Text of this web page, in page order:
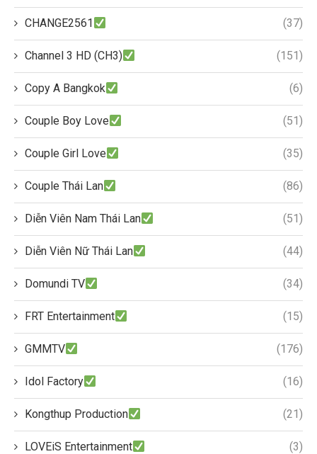
CHANGE2561 (37)
Channel 3 HD (CH3) (151)
Copy A Bangkok (6)
Couple Boy Love (51)
Couple Girl Love (35)
Couple Thái Lan (86)
Diễn Viên Nam Thái Lan (51)
Diễn Viên Nữ Thái Lan (44)
Domundi TV (34)
FRT Entertainment (15)
GMMTV (176)
Idol Factory (16)
Kongthup Production (21)
LOVEiS Entertainment (3)